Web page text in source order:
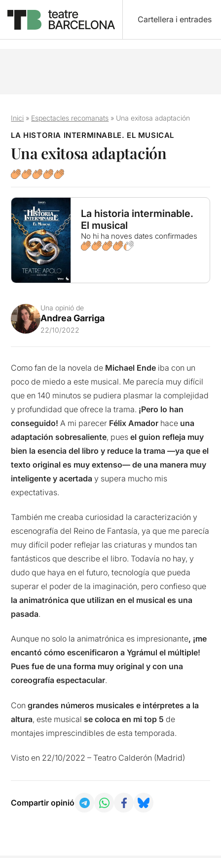
Cartellera i entrades
Inici » Espectacles recomanats » Una exitosa adaptación
LA HISTORIA INTERMINABLE. EL MUSICAL
Una exitosa adaptación
La historia interminable.
El musical
No hi ha noves dates confirmades
Una opinió de
Andrea Garriga
22/10/2022
Como fan de la novela de Michael Ende iba con un
poco de miedo a este musical. Me parecía muy difícil
que en 140 minutos se pudiera plasmar la complejidad
y profundidad que ofrece la trama. ¡Pero lo han
conseguido! A mi parecer Félix Amador hace una
adaptación sobresaliente, puesel guion refleja muy
bien la esencia del libro y reduce la trama —ya que el
texto original es muy extenso— de una manera muy
inteligente y acertaday supera mucho mis
expectativas.
También me creaba curiosidad la caracterización y
escenografía del Reino de Fantasía, ya que me parecía
muy difícil poder reflejar las criaturas y mundos tan
fantásticos que describe el libro. Todavía no hay, y
dudo que haya en el futuro, tecnología que pueda
superar el poder de la imaginación, pero confieso que
la animatrónica que utilizan en el musical es una
pasada.
Aunque no solo la animatrónica es impresionante, ¡me
encantó cómo escenificaron a Ygrámul el múltiple!
Pues fue de una forma muy original y con una
coreografía espectacular.
Congrandes números musicales e intérpretes a la
altura, este musical se coloca en mi top 5 de
montajes imprescindibles de esta temporada.
Visto en 22/10/2022 – Teatro Calderón (Madrid)
Compartir opinió